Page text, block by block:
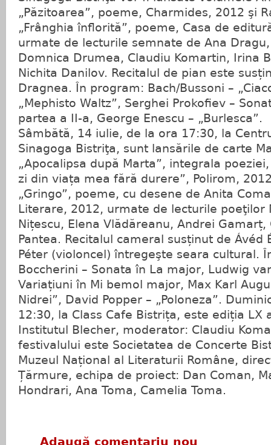
„Păzitoarea”, poeme, Charmides, 2012 şi
„Frânghia înflorită”, poeme, Casa de
urmate de lecturile semnate de Ana Dragu,
Domnica Drumea, Claudiu Komartin, Irina
Nichita Danilov. Recitalul de pian este
Dragnea. În program: Bach/Bussoni –
„Mephisto Waltz”, Serghei Prokofiev –
partea a II-a, George Enescu – „Burlesca”.
Sâmbătă, 14 iulie, de la ora 17:30, la
Sinagoga Bistriţa, sunt lansările de carte
„Apocalipsa după Marta”, integrala
zi din viața mea fără durere”, Polirom,
„Gringo”, poeme, cu desene de Anita
Literare, 2012, urmate de lecturile poeţilor
Nițescu, Elena Vlădăreanu, Andrei
Pantea. Recitalul cameral susținut de Ávéd
Péter (violoncel) întregeşte seara cultural.
Boccherini – Sonata în La major, Ludwig
Variațiuni în Mi bemol major, Max Karl
Nidrei”, David Popper – „Poloneza”.
12:30, la Class Cafe Bistrița, este ediția LX
Institutul Blecher, moderator: Claudiu
festivalului este Societatea de Concerte
Muzeul Național al Literaturii Române,
Țărmure, echipa de proiect: Dan Coman,
Hondrari, Ana Toma, Camelia Toma.
Adaugă comentariu nou